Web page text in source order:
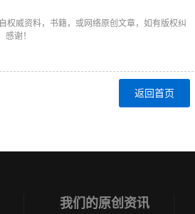
权威资料，书籍，或网络原创文章，如有版权纠
谢！
返回首页
我们的原创资讯